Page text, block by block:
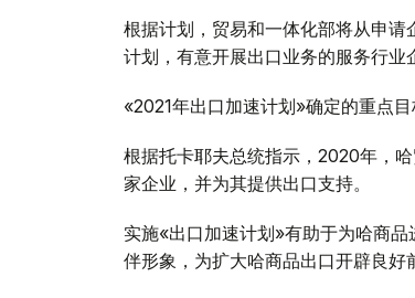
根据计划，贸易和一体化部将从申
计划，有意开展出口业务的服务行业
«2021年出口加速计划»确定的重点
根据托卡耶夫总统指示，2020年，
家企业，并为其提供出口支持。
实施«出口加速计划»有助于为哈商
伴形象，为扩大哈商品出口开辟良好